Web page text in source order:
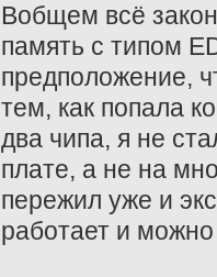
Вобщем всё
память с типом
предположение,
тем, как попала
два чипа, я не
плате, а не на
пережил уже и
работает и